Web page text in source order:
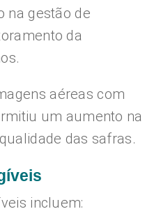
na gestão de
da
aéreas com
um aumento na
das safras.
incluem: